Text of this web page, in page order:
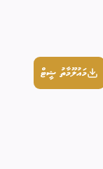
މައުލޫމާތު ޝީޓް